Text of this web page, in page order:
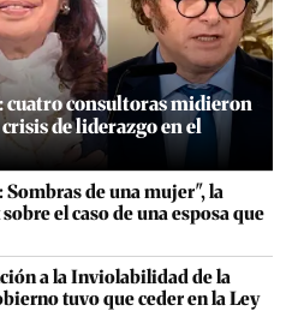
cuatro consultoras midieron
de liderazgo en el
de una mujer", la
el caso de una esposa que
a la Inviolabilidad de la
tuvo que ceder en la Ley